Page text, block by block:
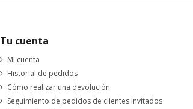
Tu cuenta
Mi cuenta
Historial de pedidos
Cómo realizar una devolución
Seguimiento de pedidos de clientes invitados